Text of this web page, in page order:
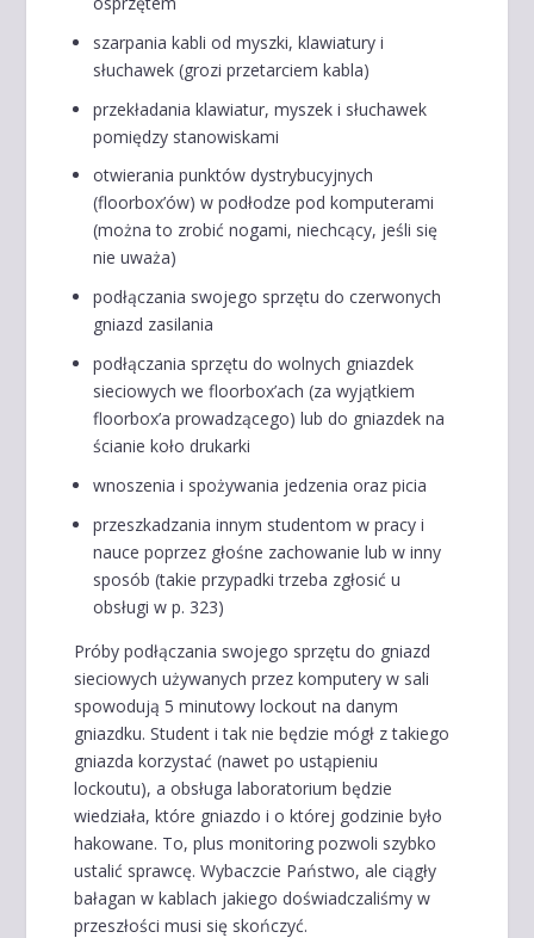
szarpania kabli od myszki, klawiatury i
słuchawek (grozi przetarciem kabla)
przekładania klawiatur, myszek i słuchawek
pomiędzy stanowiskami
otwierania punktów dystrybucyjnych
(floorbox’ów) w podłodze pod komputerami
(można to zrobić nogami, niechcący, jeśli się
nie uważa)
podłączania swojego sprzętu do czerwonych
gniazd zasilania
podłączania sprzętu do wolnych gniazdek
sieciowych we floorbox’ach (za wyjątkiem
floorbox’a prowadzącego) lub do gniazdek na
ścianie koło drukarki
wnoszenia i spożywania jedzenia oraz picia
przeszkadzania innym studentom w pracy i
nauce poprzez głośne zachowanie lub w inny
sposób (takie przypadki trzeba zgłosić u
obsługi w p. 323)
Próby podłączania swojego sprzętu do gniazd
sieciowych używanych przez komputery w sali
spowodują 5 minutowy lockout na danym
gniazdku. Student i tak nie będzie mógł z takiego
gniazda korzystać (nawet po ustąpieniu
lockoutu), a obsługa laboratorium będzie
wiedziała, które gniazdo i o której godzinie było
hakowane. To, plus monitoring pozwoli szybko
ustalić sprawcę. Wybaczcie Państwo, ale ciągły
bałagan w kablach jakiego doświadczaliśmy w
przeszłości musi się skończyć.